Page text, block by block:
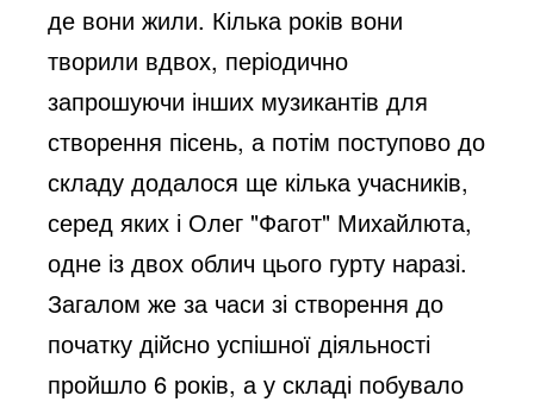
де вони жили. Кілька років вони
творили вдвох, періодично
запрошуючи інших музикантів для
створення пісень, а потім поступово до
складу додалося ще кілька учасників,
серед яких і Олег "Фагот" Михайлюта,
одне із двох облич цього гурту наразі.
Загалом же за часи зі створення до
початку дійсно успішної діяльності
пройшло 6 років, а у складі побувало